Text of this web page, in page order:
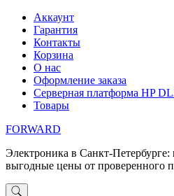
Перейти
содержимому
Аккаунт
Гарантия
Контакты
Корзина
О нас
Оформление заказа
Серверная платформа HP
Товары
FORWARD
Электроника в Санкт-
выгодные цены от проверенного